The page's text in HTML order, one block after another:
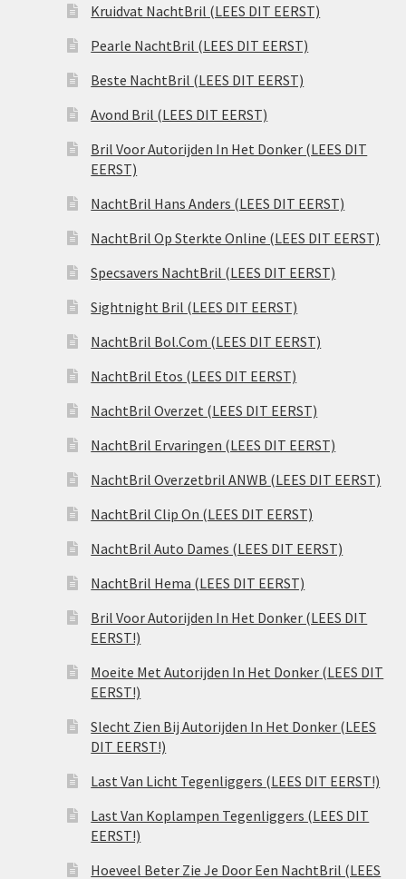
Kruidvat NachtBril (LEES DIT EERST)
Pearle NachtBril (LEES DIT EERST)
Beste NachtBril (LEES DIT EERST)
Avond Bril (LEES DIT EERST)
Bril Voor Autorijden In Het Donker (LEES DIT
EERST)
NachtBril Hans Anders (LEES DIT EERST)
NachtBril Op Sterkte Online (LEES DIT EERST)
Specsavers NachtBril (LEES DIT EERST)
Sightnight Bril (LEES DIT EERST)
NachtBril Bol.Com (LEES DIT EERST)
NachtBril Etos (LEES DIT EERST)
NachtBril Overzet (LEES DIT EERST)
NachtBril Ervaringen (LEES DIT EERST)
NachtBril Overzetbril ANWB (LEES DIT EERST)
NachtBril Clip On (LEES DIT EERST)
NachtBril Auto Dames (LEES DIT EERST)
NachtBril Hema (LEES DIT EERST)
Bril Voor Autorijden In Het Donker (LEES DIT
EERST!)
Moeite Met Autorijden In Het Donker (LEES DIT
EERST!)
Slecht Zien Bij Autorijden In Het Donker (LEES
DIT EERST!)
Last Van Licht Tegenliggers (LEES DIT EERST!)
Last Van Koplampen Tegenliggers (LEES DIT
EERST!)
Hoeveel Beter Zie Je Door Een NachtBril (LEES